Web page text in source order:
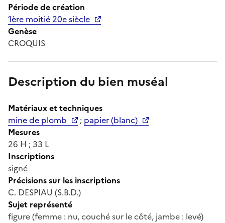
Période de création
1ère moitié 20e siècle
Genèse
CROQUIS
Description du bien muséal
Matériaux et techniques
mine de plomb
; papier (blanc)
Mesures
26 H ; 33 L
Inscriptions
signé
Précisions sur les inscriptions
C. DESPIAU (S.B.D.)
Sujet représenté
figure (femme : nu, couché sur le côté, jambe : levé)